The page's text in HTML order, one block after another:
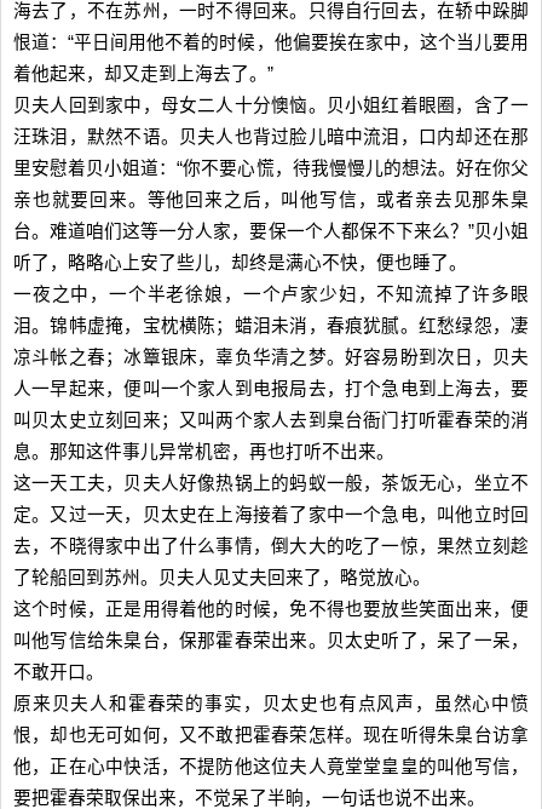
海去了，不在苏州，一时不得回来。只得自行回去，在轿中跺脚
恨道：“平日间用他不着的时候，他偏要挨在家中，这个当儿要用
着他起来，却又走到上海去了。”
贝夫人回到家中，母女二人十分懊恼。贝小姐红着眼圈，含了一
汪珠泪，默然不语。贝夫人也背过脸儿暗中流泪，口内却还在那
里安慰着贝小姐道：“你不要心慌，待我慢慢儿的想法。好在你父
亲也就要回来。等他回来之后，叫他写信，或者亲去见那朱臬
台。难道咱们这等一分人家，要保一个人都保不下来么？”贝小姐
听了，略略心上安了些儿，却终是满心不快，便也睡了。
一夜之中，一个半老徐娘，一个卢家少妇，不知流掉了许多眼
泪。锦帏虚掩，宝枕横陈；蜡泪未消，春痕犹腻。红愁绿怨，凄
凉斗帐之春；冰簟银床，辜负华清之梦。好容易盼到次日，贝夫
人一早起来，便叫一个家人到电报局去，打个急电到上海去，要
叫贝太史立刻回来；又叫两个家人去到臬台衙门打听霍春荣的消
息。那知这件事儿异常机密，再也打听不出来。
这一天工夫，贝夫人好像热锅上的蚂蚁一般，茶饭无心，坐立不
定。又过一天，贝太史在上海接着了家中一个急电，叫他立时回
去，不晓得家中出了什么事情，倒大大的吃了一惊，果然立刻趁
了轮船回到苏州。贝夫人见丈夫回来了，略觉放心。
这个时候，正是用得着他的时候，免不得也要放些笑面出来，便
叫他写信给朱臬台，保那霍春荣出来。贝太史听了，呆了一呆，
不敢开口。
原来贝夫人和霍春荣的事实，贝太史也有点风声，虽然心中愤
恨，却也无可如何，又不敢把霍春荣怎样。现在听得朱臬台访拿
他，正在心中快活，不提防他这位夫人竟堂堂皇皇的叫他写信，
要把霍春荣取保出来，不觉呆了半晌，一句话也说不出来。